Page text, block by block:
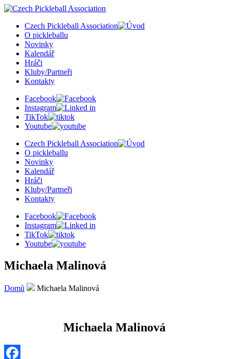
Czech Pickleball Association
O pickleballu
Novinky
Kalendář
Hráči
Kluby/Partneři
Kontakty
Facebook
Instagram
TikTok
Youtube
Czech Pickleball Association
O pickleballu
Novinky
Kalendář
Hráči
Kluby/Partneři
Kontakty
Facebook
Instagram
TikTok
Youtube
Michaela Malinová
Domů Michaela Malinová
Michaela Malinová